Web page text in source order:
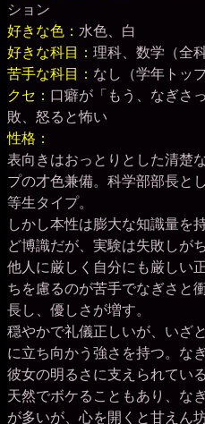
ション
好きな色： 水色、白
好きな科目： 理科、数学（全
苦手な科目： なし（学年トッ
クセ： 口癖が「もう、なぎさ
敗、怒ると怖い
性格：
表向きはおっとりとした清楚
プの才色兼備。科学部部長と
等生タイプ。
しかし本性は膨大な知識量を
ど博識だが、実験は失敗しが
他人に厳しく自分にも厳しい
ちを慮るのが苦手でなぎさと
長し、優しさが増す。
穏やかで礼儀正しいが、いざ
に立ち向かう強さを持つ。な
彼女の明るさに支えられている
天然でボケることもあり、な
が多いが、心を開くと甘えん